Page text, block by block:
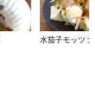
水茄子モッツァ